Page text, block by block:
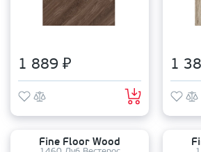
1 889 ₽ 1
Fine Floor Wood